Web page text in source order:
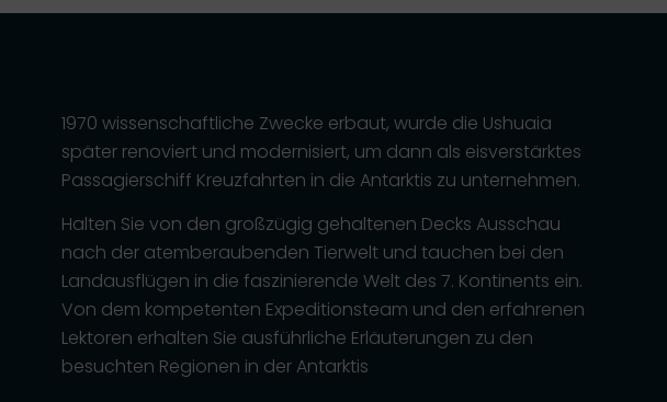
1970 wissenschaftliche Zwecke erbaut, wurde die Ushuaia
später renoviert und modernisiert, um dann als eisverstärktes
Passagierschiff Kreuzfahrten in die Antarktis zu unternehmen.
Halten Sie von den großzügig gehaltenen Decks Ausschau
nach der atemberaubenden Tierwelt und tauchen bei den
Landausflügen in die faszinierende Welt des 7. Kontinents ein.
Von dem kompetenten Expeditionsteam und den erfahrenen
Lektoren erhalten Sie ausführliche Erläuterungen zu den
besuchten Regionen in der Antarktis